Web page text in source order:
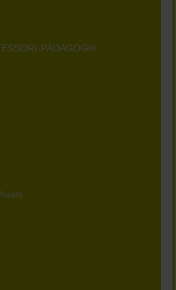
PÄDAGOGIK